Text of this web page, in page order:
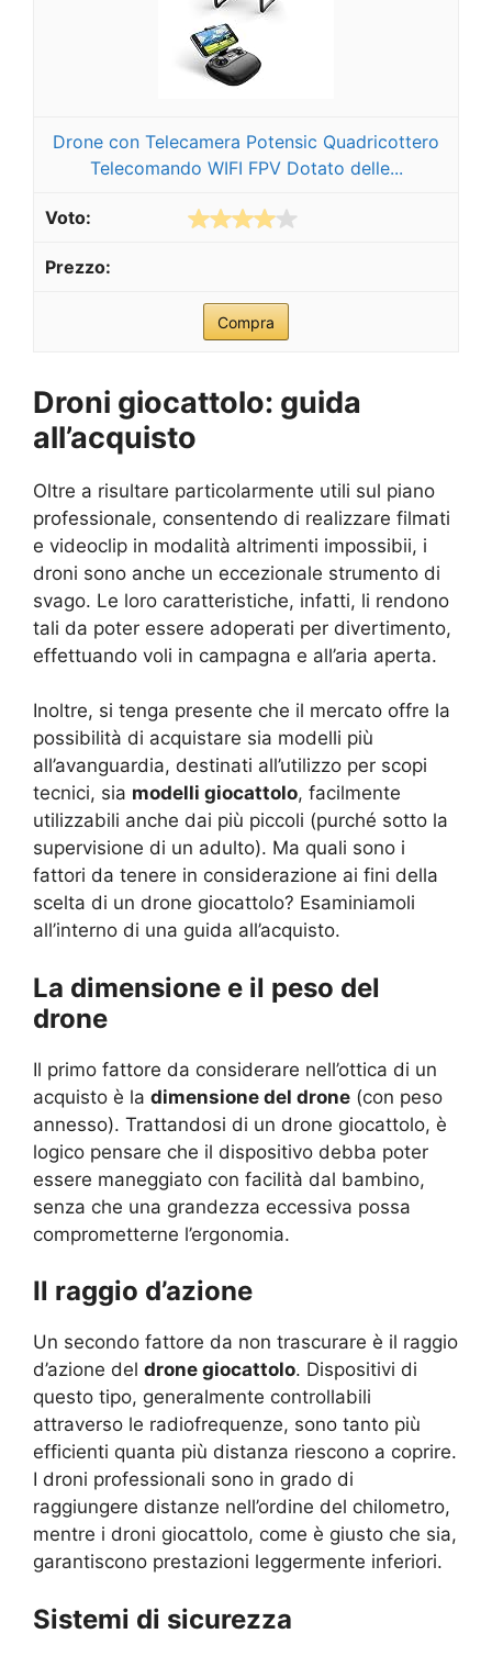
Drone con Telecamera Potensic Quadricottero
Telecomando WIFI FPV Dotato delle...
Compra
Droni giocattolo: guida
all’acquisto
Oltre a risultare particolarmente utili sul piano
professionale, consentendo di realizzare filmati
e videoclip in modalità altrimenti impossibii, i
droni sono anche un eccezionale strumento di
svago. Le loro caratteristiche, infatti, li rendono
tali da poter essere adoperati per divertimento,
effettuando voli in campagna e all’aria aperta.
Inoltre, si tenga presente che il mercato offre la
possibilità di acquistare sia modelli più
all’avanguardia, destinati all’utilizzo per scopi
tecnici, sia modelli giocattolo, facilmente
utilizzabili anche dai più piccoli (purché sotto la
supervisione di un adulto). Ma quali sono i
fattori da tenere in considerazione ai fini della
scelta di un drone giocattolo? Esaminiamoli
all’interno di una guida all’acquisto.
La dimensione e il peso del
drone
Il primo fattore da considerare nell’ottica di un
acquisto è la dimensione del drone (con peso
annesso). Trattandosi di un drone giocattolo, è
logico pensare che il dispositivo debba poter
essere maneggiato con facilità dal bambino,
senza che una grandezza eccessiva possa
comprometterne l’ergonomia.
Il raggio d’azione
Un secondo fattore da non trascurare è il raggio
d’azione del drone giocattolo. Dispositivi di
questo tipo, generalmente controllabili
attraverso le radiofrequenze, sono tanto più
efficienti quanta più distanza riescono a coprire.
I droni professionali sono in grado di
raggiungere distanze nell’ordine del chilometro,
mentre i droni giocattolo, come è giusto che sia,
garantiscono prestazioni leggermente inferiori.
Sistemi di sicurezza